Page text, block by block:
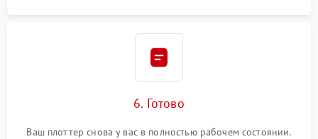
6. Готово
Ваш плоттер снова у вас в полностью рабочем состоянии.